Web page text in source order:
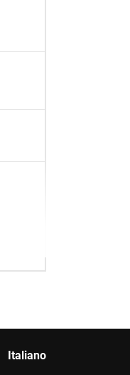
Italiano